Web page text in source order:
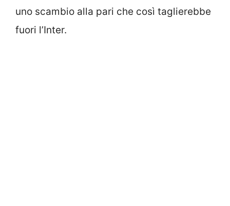
uno scambio alla pari che così taglierebbe
fuori l’Inter.